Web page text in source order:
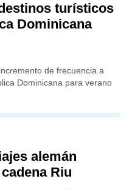
turísticos
Dominicana
de frecuencia a
Dominicana para verano
alemán
Riu